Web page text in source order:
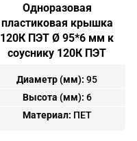
Одноразовая
пластиковая крышка
120К ПЭТ Ø 95*6 мм к
соуснику 120К ПЭТ
Диаметр (мм): 95
Высота (мм): 6
Материал: ПЕТ